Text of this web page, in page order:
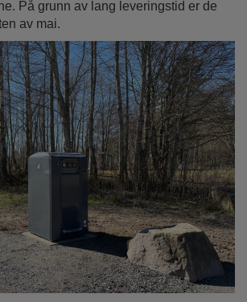
På grunn av lang leveringstid er de
av mai.